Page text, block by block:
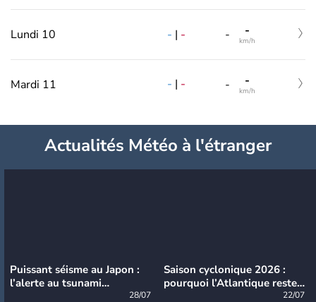
Lundi 10 - | - - -
km/h
Mardi 11 - | - - -
km/h
Actualités Météo à l'étranger
Puissant séisme au Japon :
l’alerte au tsunami
28/07
Saison cyclonique 2026 :
pourquoi l’Atlantique reste
22/07